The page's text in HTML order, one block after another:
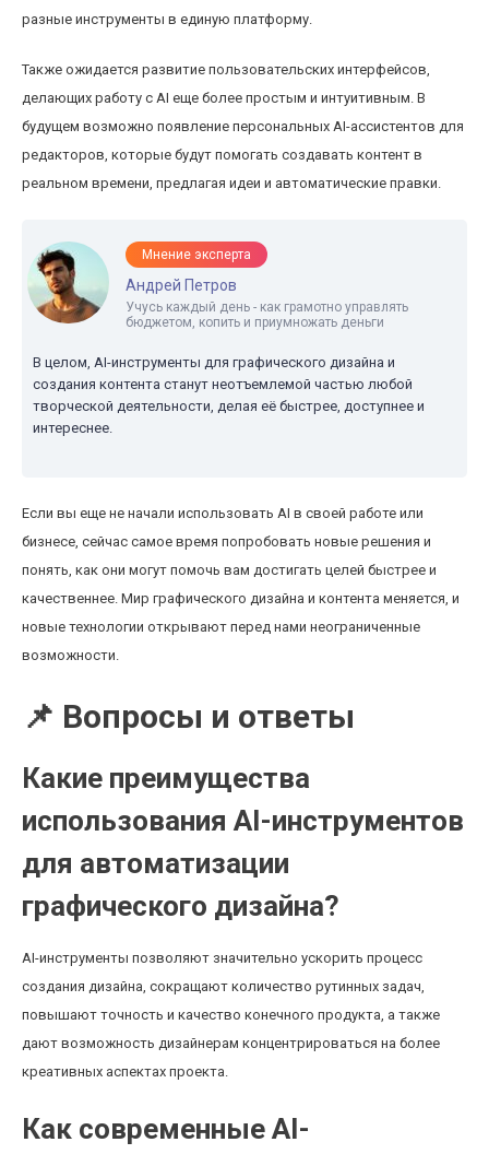
разные инструменты в единую платформу.
Также ожидается развитие пользовательских интерфейсов,
делающих работу с AI еще более простым и интуитивным. В
будущем возможно появление персональных AI-ассистентов для
редакторов, которые будут помогать создавать контент в
реальном времени, предлагая идеи и автоматические правки.
Мнение эксперта
Андрей Петров
Учусь каждый день - как грамотно управлять
бюджетом, копить и приумножать деньги
В целом, AI-инструменты для графического дизайна и
создания контента станут неотъемлемой частью любой
творческой деятельности, делая её быстрее, доступнее и
интереснее.
Если вы еще не начали использовать AI в своей работе или
бизнесе, сейчас самое время попробовать новые решения и
понять, как они могут помочь вам достигать целей быстрее и
качественнее. Мир графического дизайна и контента меняется, и
новые технологии открывают перед нами неограниченные
возможности.
📌 Вопросы и ответы
Какие преимущества
использования AI-инструментов
для автоматизации
графического дизайна?
AI-инструменты позволяют значительно ускорить процесс
создания дизайна, сокращают количество рутинных задач,
повышают точность и качество конечного продукта, а также
дают возможность дизайнерам концентрироваться на более
креативных аспектах проекта.
Как современные AI-